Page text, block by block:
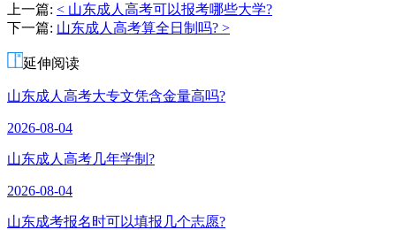
老
师
上一篇: < 山东成人高考可以报考哪些大学?
下一篇: 山东成人高考算全日制吗? >
延伸阅读
山东成人高考大专文凭含金量高吗?
2026-08-04
山东成人高考几年学制?
2026-08-04
山东成考报名时可以填报几个志愿?